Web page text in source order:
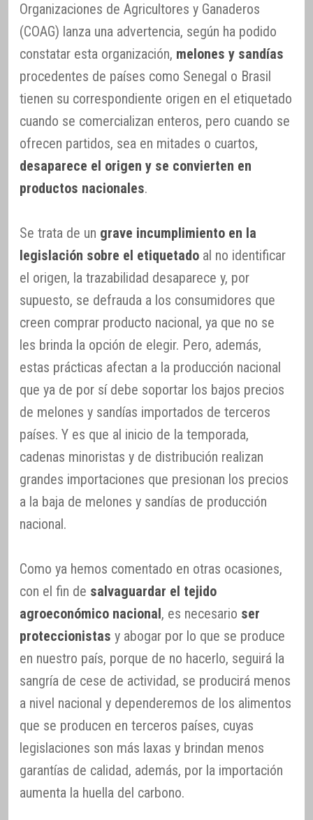
Organizaciones de Agricultores y Ganaderos
(COAG) lanza una advertencia, según ha podido
constatar esta organización, melones y sandías
procedentes de países como Senegal o Brasil
tienen su correspondiente origen en el etiquetado
cuando se comercializan enteros, pero cuando se
ofrecen partidos, sea en mitades o cuartos,
desaparece el origen y se convierten en
productos nacionales.
Se trata de un grave incumplimiento en la
legislación sobre el etiquetado al no identificar
el origen, la trazabilidad desaparece y, por
supuesto, se defrauda a los consumidores que
creen comprar producto nacional, ya que no se
les brinda la opción de elegir. Pero, además,
estas prácticas afectan a la producción nacional
que ya de por sí debe soportar los bajos precios
de melones y sandías importados de terceros
países. Y es que al inicio de la temporada,
cadenas minoristas y de distribución realizan
grandes importaciones que presionan los precios
a la baja de melones y sandías de producción
nacional.
Como ya hemos comentado en otras ocasiones,
con el fin de salvaguardar el tejido
agroeconómico nacional , es necesario ser
proteccionistas y abogar por lo que se produce
en nuestro país, porque de no hacerlo, seguirá la
sangría de cese de actividad, se producirá menos
a nivel nacional y dependeremos de los alimentos
que se producen en terceros países, cuyas
legislaciones son más laxas y brindan menos
garantías de calidad, además, por la importación
aumenta la huella del carbono.